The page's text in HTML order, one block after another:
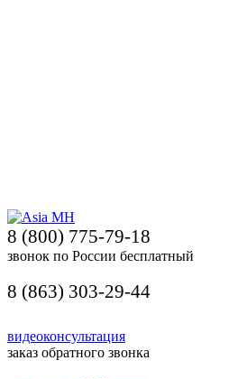
8 (800) 775-79-18
звонок по России бесплатный
8 (863) 303-29-44
видеоконсультация
заказ обратного звонка